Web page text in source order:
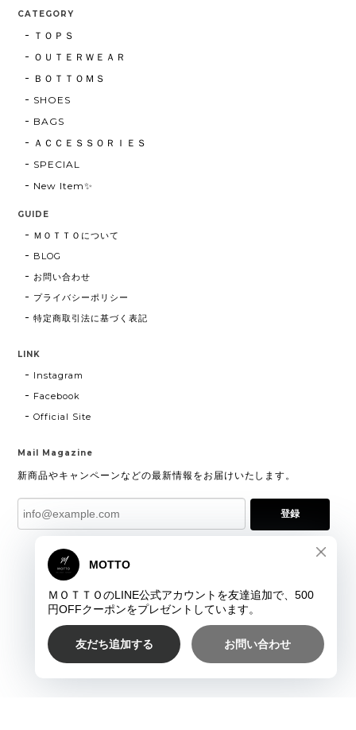
CATEGORY
ＴＯＰＳ
ＯＵＴＥＲＷＥＡＲ
ＢＯＴＴＯＭＳ
SHOES
BAGS
ＡＣＣＥＳＳＯＲＩＥＳ
SPECIAL
New Item✨
GUIDE
ＭＯＴＴＯについて
BLOG
お問い合わせ
プライバシーポリシー
特定商取引法に基づく表記
LINK
Instagram
Facebook
Official Site
Mail Magazine
新商品やキャンペーンなどの最新情報をお届けいたします。
登録